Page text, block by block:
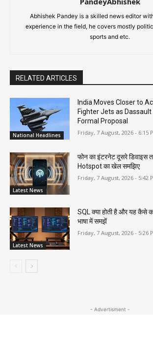
Abhishek Pandey is a skilled news editor
experience in the field, he covers mostly
sports and etc.
RELATED ARTICLES
National Headlines
India Moves Closer to
Fighter Jets as
Formal Proposal
Friday, 7 August, 2026 - 6:15
Latest News
फोन का इंटरनेट दूसरे डिवाइस
Hotspot का खेल समझिए
Friday, 7 August, 2026 - 5:42
Latest News
SQL क्या होती है और यह कैसे
भाषा में समझें
Friday, 7 August, 2026 - 5:26
- Advertisment -